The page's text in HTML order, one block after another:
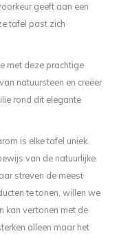
geeft aan een
tafel past zich
met deze prachtige
natuursteen en creëer
rond dit elegante
is elke tafel uniek.
van de natuurlijke
streven de meest
te tonen, willen we
kan vertonen met de
alleen maar het